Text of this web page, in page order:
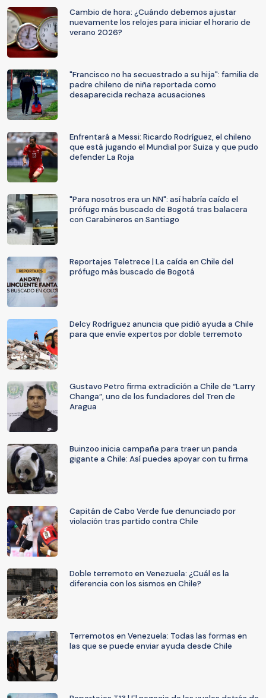
Cambio de hora: ¿Cuándo debemos ajustar
nuevamente los relojes para iniciar el horario de
verano 2026?
"Francisco no ha secuestrado a su hija": familia de
padre chileno de niña reportada como
desaparecida rechaza acusaciones
Enfrentará a Messi: Ricardo Rodríguez, el chileno
que está jugando el Mundial por Suiza y que pudo
defender La Roja
"Para nosotros era un NN": así habría caído el
prófugo más buscado de Bogotá tras balacera
con Carabineros en Santiago
Reportajes Teletrece | La caída en Chile del
prófugo más buscado de Bogotá
Delcy Rodríguez anuncia que pidió ayuda a Chile
para que envíe expertos por doble terremoto
Gustavo Petro firma extradición a Chile de “Larry
Changa”, uno de los fundadores del Tren de
Aragua
Buinzoo inicia campaña para traer un panda
gigante a Chile: Así puedes apoyar con tu firma
Capitán de Cabo Verde fue denunciado por
violación tras partido contra Chile
Doble terremoto en Venezuela: ¿Cuál es la
diferencia con los sismos en Chile?
Terremotos en Venezuela: Todas las formas en
las que se puede enviar ayuda desde Chile